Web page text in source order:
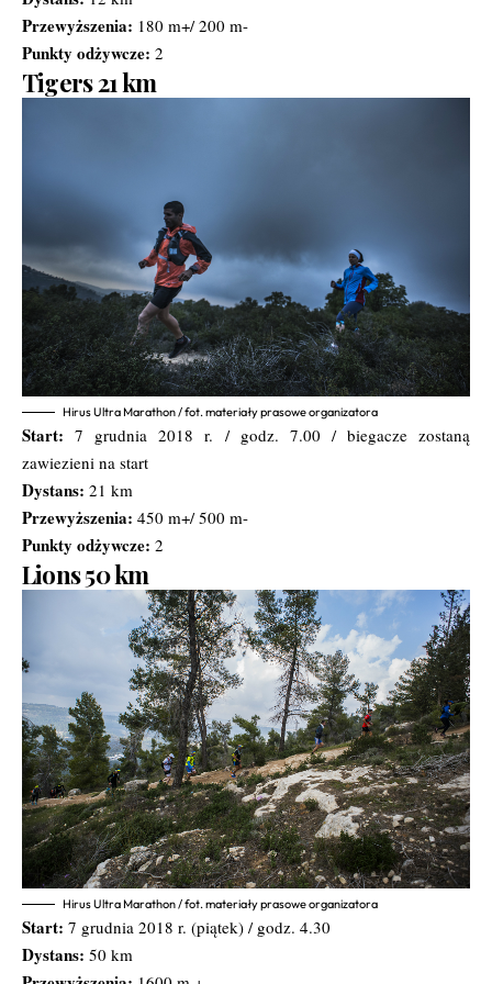
Przewyższenia: 180 m+/ 200 m-
Punkty odżywcze: 2
Tigers 21 km
Hirus Ultra Marathon / fot. materiały prasowe organizatora
Start: 7 grudnia 2018 r. / godz. 7.00 / biegacze zostaną
zawiezieni na start
Dystans: 21 km
Przewyższenia: 450 m+/ 500 m-
Punkty odżywcze: 2
Lions 50 km
Hirus Ultra Marathon / fot. materiały prasowe organizatora
Start: 7 grudnia 2018 r. (piątek) / godz. 4.30
Dystans: 50 km